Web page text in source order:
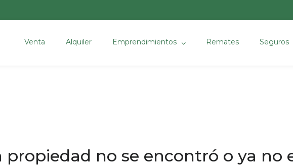
Venta Alquiler Emprendimientos Remates Seguros
propiedad no se encontró o ya no